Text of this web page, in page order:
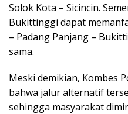
Solok Kota – Sicincin.
Bukittinggi dapat
– Padang Panjang –
sama.
Meski demikian, Kombes
bahwa jalur alternatif
sehingga masyarakat